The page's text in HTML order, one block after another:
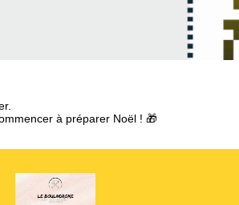
à préparer Noël ! 🎁